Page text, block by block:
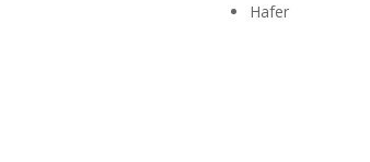
Hafer